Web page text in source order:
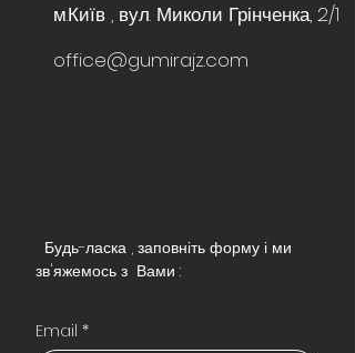
м.Київ , вул. Миколи Грінченка, 2/1
office@gumirajz.com
Будь-ласка , заповніть форму і ми
зв'яжемось з Вами :
Email *